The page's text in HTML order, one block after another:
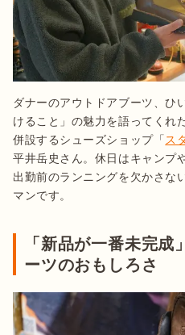
ダナーのアウトドアブーツ、ひ
けること」の魅力を語ってくれ
併設するシューズショップ「ス
平井岳史さん。休日はキャンプ
出勤前のランニングを欠かさな
マンです。
「新品が一番未完
ーツのおもしろさ